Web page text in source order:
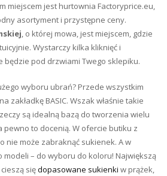
miejscem jest hurtownia Factoryprice.eu,
asortyment i przystępne ceny.
, o której mowa, jest miejscem, gdzie
Wystarczy kilka kliknięć i
będzie pod drzwiami Twego sklepiku.
wyboru ubrań? Przede wszystkim
zakładkę BASIC. Wszak właśnie takie
są idealną bazą do tworzenia wielu
pewno to docenią. W ofercie butiku z
nie może zabraknąć sukienek. A w
modeli – do wyboru do koloru! Największą
siędopasowane sukienki w prążek,